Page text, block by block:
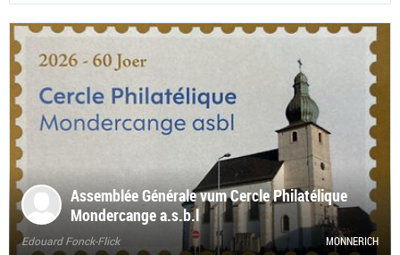
Assemblée Générale vum Cercle Philatélique
Mondercange a.s.b.l
Edouard Fonck-Flick MONNERICH